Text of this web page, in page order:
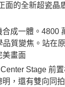
面的全新超瓷晶
成一體。4800
品質變焦。站在
美畫面
Stage 前
明，還有雙向同